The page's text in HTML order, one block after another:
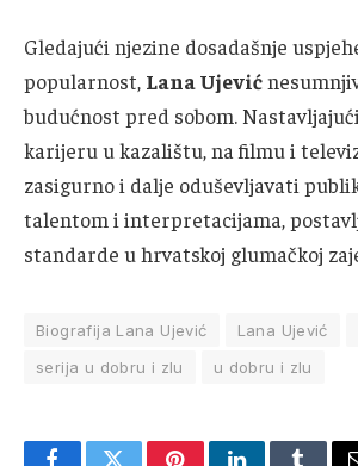
Gledajući njezine dosadašnje
popularnost, Lana Ujević
budućnost pred sobom.
karijeru u kazalištu, na filmu i
zasigurno i dalje oduševljavati
talentom i interpretacijama,
standarde u hrvatskoj glumačkoj
Biografija Lana Ujević Lana Ujević
serija u dobru i zlu
u dobru i zlu